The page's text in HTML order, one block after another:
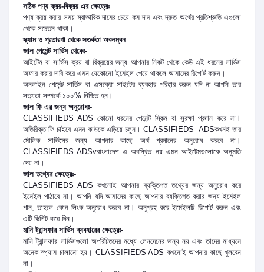
সঠিক পণ্য ক্রয়-বিক্রয় এর ক্ষেত্রেঃ
পণ্য ক্রয় করার সময় স্বাভাবিক দামের চেয়ে কম দাম এবং দ্রুত অর্থের প্রতিশ্রুতি এগুলো
থেকে সচেতন থাকা।
স্ক্যাম ও প্রতারণা থেকে সতর্কতা অবলম্বন
জাল পেমেন্ট সার্ভিস থেকেঃ-
আইটেম বা সার্ভিস ক্রয় বা বিক্রয়ের জন্য আপনার নিকট থেকে কেউ এই ধরনের সার্ভিস
অফার করার দাবি করে এমন যেকোনো ইমেইল পেয়ে থাকলে আমাদের রিপোর্ট করুন।
অনলাইন পেমেন্ট সার্ভিস বা এসক্রো সাইটের ব্যবহার পরিহার করুন যদি না আপনি তার
সত্যতা সম্পর্কে ১০০% নিশ্চিত হন।
জাল ফি এর জন্য অনুরোধঃ-
CLASSIFIEDS ADS কোনো ধরনের পেমেন্ট স্কিম বা সুরক্ষা প্রদান করে না।
অতিরিক্ত ফি চাইবে এমন কাউকে এড়িয়ে চলুন। CLASSIFIEDS ADSকখনই তার
মৌলিক সার্ভিসেরজন্য আপনার কাছে অর্থ প্রদানের অনুরোধ করবে না।
CLASSIFIEDS ADSvবাংলাদেশ এ অবস্থিত নয় এমন আইটেমগুলোকে অনুমতি
দেয় না।
জাল তথ্যের ক্ষেত্রেঃ-
CLASSIFIEDS ADS কখনোই আপনার ব্যক্তিগত তথ্যের জন্য অনুরোধ করে
ইমেইল পাঠাবে না। আপনি যদি আমাদের কাছে আপনার ব্যক্তিগত করার জন্য ইমেইল
পান,তাহলে কোন লিংক অনুরোধ করবে না। অনুগ্রহ করে ইমেইলটি রিপোর্ট করুন এবং
এটি ডিলিট করে দিন।
মানি ট্রান্সফার সার্ভিস ব্যবহারের ক্ষেত্রেঃ-
মানি ট্রান্সফার সার্ভিসগুলো অপরিচিতদের মধ্যে লেনদেনের জন্য নয় এবং তাদের মাধ্যমে
অনেক স্প্যাম চালানো হয়। CLASSIFIEDS ADS কখনোই আপনার কাছে খুলবেন
না।